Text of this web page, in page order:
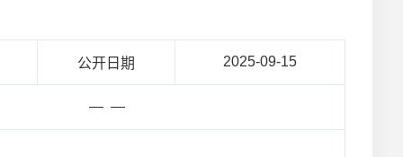
公开日期 2025-09-15
— —